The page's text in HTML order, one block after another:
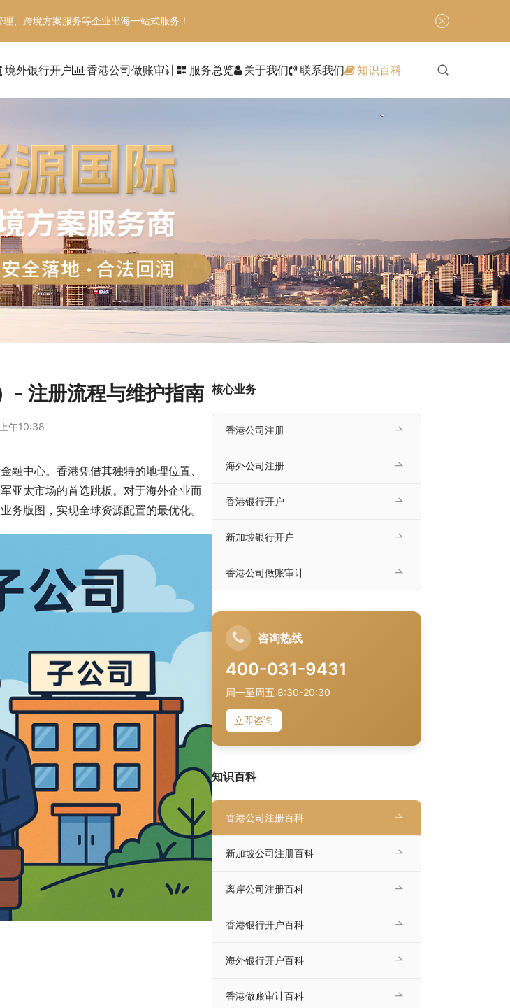
、跨境方案服务等企业出海一站式服务！
境外银行开户 香港公司做账审计dashboard_customize 服务总览 关于我们 联系我们 知识百科
- 注册流程与维护指南
午10:38
融中心。香港凭借其独特的地理位置、
亚太市场的首选跳板。对于海外企业而
务版图，实现全球资源配置的最优化。
核心业务
香港公司注册
海外公司注册
香港银行开户
新加坡银行开户
香港公司做账审计
咨询热线
400-031-9431
周一至周五 8:30-20:30
立即咨询
知识百科
香港公司注册百科
新加坡公司注册百科
离岸公司注册百科
香港银行开户百科
海外银行开户百科
香港做账审计百科